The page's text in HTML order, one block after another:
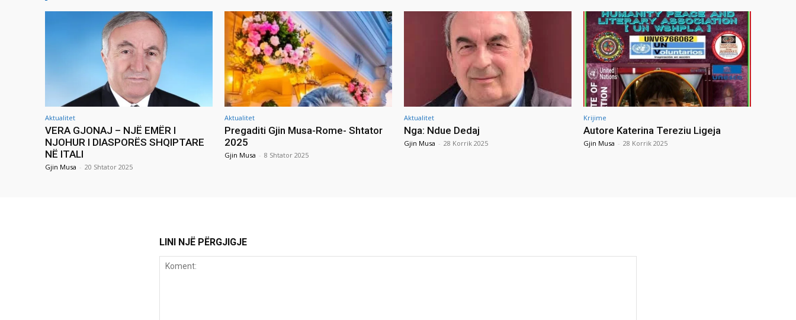
Aktualitet
VERA GJONAJ – NJË EMËR I
NJOHUR I DIASPORËS SHQIPTARE
NË ITALI
Gjin Musa - 20 Shtator 2025
Aktualitet
Pregaditi Gjin Musa-Rome- Shtator
2025
Gjin Musa - 8 Shtator 2025
Aktualitet
Nga: Ndue Dedaj
Gjin Musa - 28 Korrik 2025
Krijime
Autore Katerina Tereziu Ligeja
Gjin Musa - 28 Korrik 2025
LINI NJË PËRGJIGJE